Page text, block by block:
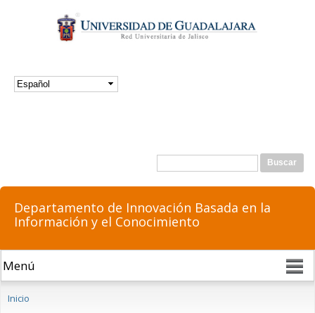
contenido
principal
Formulario de búsqueda
Departamento de Innovación Basada en la
Información y el Conocimiento
Inicio